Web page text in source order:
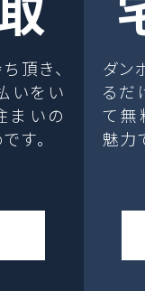
頂き、
いをい
まいの
す。
ダン
るだ
て無
魅力